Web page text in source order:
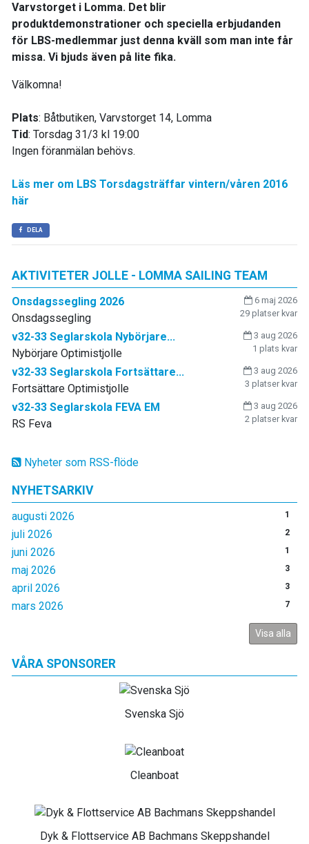
Nyheter som RSS-flöde
NYHETSARKIV
augusti 2026 1
juli 2026 2
juni 2026 1
maj 2026 3
april 2026 3
mars 2026 7
Visa alla
Varvstorget i Lomma. Det blir
produktdemonstrationer och speciella erbjudanden
för LBS-medlemmar just denna kväll som man inte får
missa. Vi bjuds även på lite fika.
Välkomna!
Plats: Båtbutiken, Varvstorget 14, Lomma
Tid: Torsdag 31/3 kl 19:00
Ingen föranmälan behövs.
Läs mer om LBS Torsdagsträffar vintern/våren 2016
här
DELA
AKTIVITETER JOLLE - LOMMA SAILING TEAM
Onsdagssegling 2026
6 maj 2026
29 platser kvar
Onsdagssegling
v32-33 Seglarskola Nybörjare...
3 aug 2026
1 plats kvar
Nybörjare Optimistjolle
v32-33 Seglarskola Fortsättare...
3 aug 2026
3 platser kvar
Fortsättare Optimistjolle
v32-33 Seglarskola FEVA EM
3 aug 2026
2 platser kvar
RS Feva
VÅRA SPONSORER
Svenska Sjö
Cleanboat
Dyk & Flottservice AB Bachmans Skeppshandel